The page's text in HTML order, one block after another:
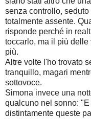
senza controllo,
totalmente assente.
risponde perché in
toccarlo, ma il più
più.
Altre volte l'ho trovato
tranquillo, magari
sottovoce.
Simona invece una
qualcuno nel sonno:
distintamente queste